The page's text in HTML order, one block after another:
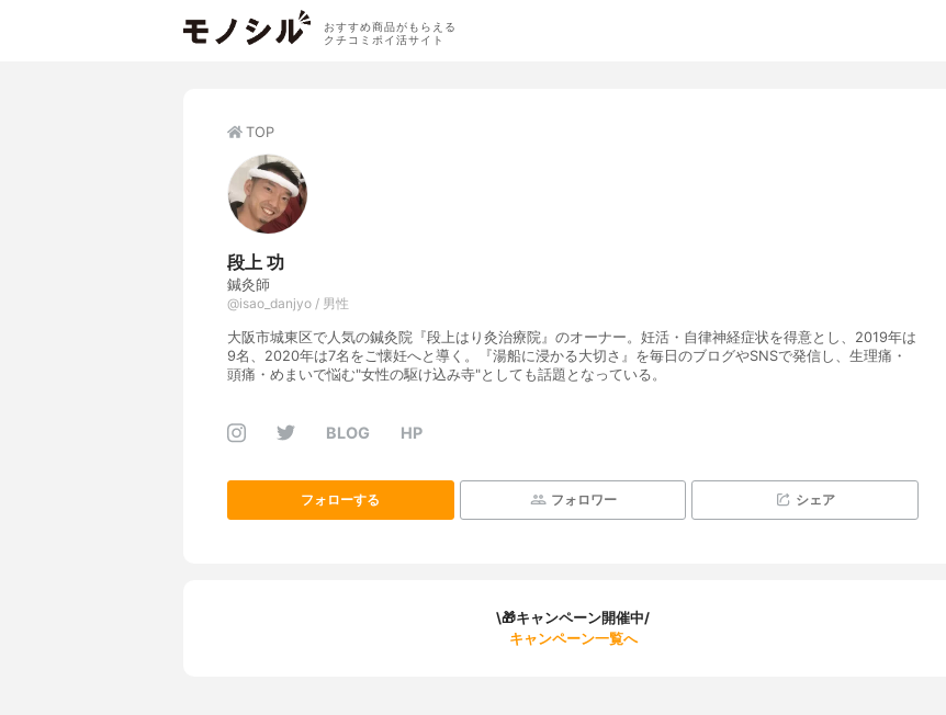
おすすめ商品がもらえる
クチコミポイ活サイト
TOP
段上 功
鍼灸師
@isao_danjyo / 男性
大阪市城東区で人気の鍼灸院『段上はり灸治療院』のオーナー。妊活・自律神経症状を得意とし、2019年は
9名、2020年は7名をご懐妊へと導く。『湯船に浸かる大切さ』を毎日のブログやSNSで発信し、生理痛・
頭痛・めまいで悩む"女性の駆け込み寺"としても話題となっている。
BLOG HP
フォローする フォロワー シェア
\🎁キャンペーン開催中/
キャンペーン一覧へ